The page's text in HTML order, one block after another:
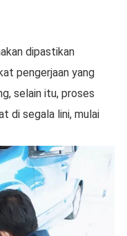
dipastikan
pengerjaan yang
selain itu, proses
di segala lini, mulai